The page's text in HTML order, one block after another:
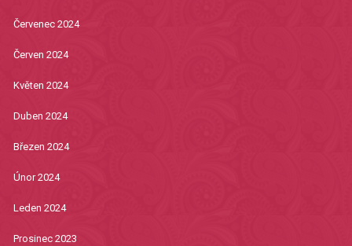
Červenec 2024
Červen 2024
Květen 2024
Duben 2024
Březen 2024
Únor 2024
Leden 2024
Prosinec 2023